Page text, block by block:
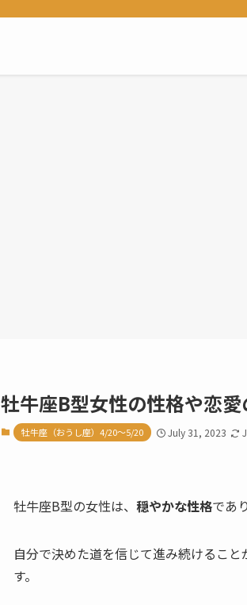
牡牛座B型女性の性格や恋
牡牛座（おうし座）4/20～5/20 July 31, 2023
牡牛座B型の女性は、 穏やかな性格であ
自分で決めた道を信じて進み続けるこ
す。